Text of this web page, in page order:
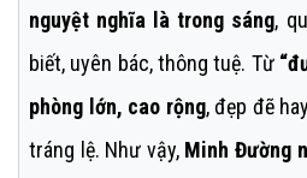
nguyệt nghĩa là trong sáng,
biết, uyên bác, thông tuệ. Từ
phòng lớn, cao rộng, đẹp đẽ
tráng lệ. Như vậy, Minh Đường